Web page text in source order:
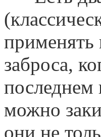
применять
заброса,
последнем
можно
они не